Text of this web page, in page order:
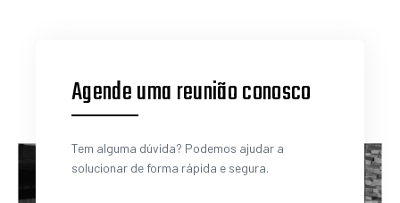
Agende uma reunião conosco
Tem alguma dúvida? Podemos ajudar a
solucionar de forma rápida e segura.